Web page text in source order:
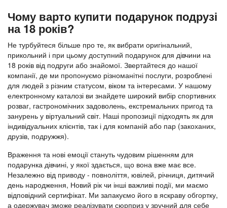
Чому варто купити подарунок подрузі
на 18 років?
Не турбуйтеся більше про те, як вибрати оригінальний,
прикольний і при цьому доступний подарунок для дівчини на
18 років від подруги або знайомої. Звертайтеся до нашої
компанії, де ми пропонуємо різноманітні послуги, розроблені
для людей з різним статусом, віком та інтересами. У нашому
електронному каталозі ви знайдете широкий вибір спортивних
розваг, гастрономічних задоволень, екстремальних пригод та
занурень у віртуальний світ. Наші пропозиції підходять як для
індивідуальних клієнтів, так і для компаній або пар (закоханих,
друзів, подружжя).
Враження та нові емоції стануть чудовим рішенням для
подарунка дівчині, у якої здається, що вона вже має все.
Незалежно від приводу - повноліття, ювілей, річниця, дитячий
день народження, Новий рік чи інші важливі події, ми маємо
відповідний сертифікат. Ми запакуємо його в яскраву обгортку,
а одержувач зможе реалізувати сюрприз у зручний для себе